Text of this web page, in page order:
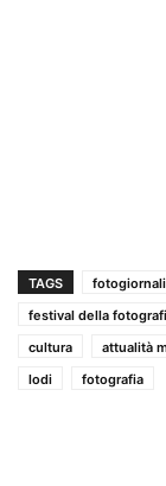
TAGS
festival della
cultura
attualità
lodi
fotografia